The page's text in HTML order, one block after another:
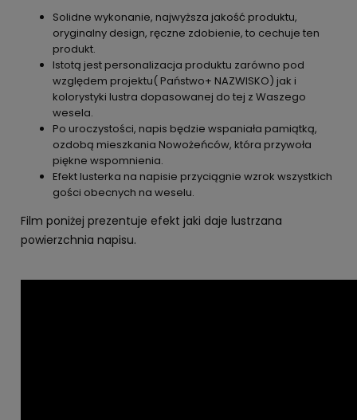
Solidne wykonanie, najwyższa jakość produktu,
oryginalny design, ręczne zdobienie, to cechuje ten
produkt.
Istotą jest personalizacja produktu zarówno pod
względem projektu( Państwo+ NAZWISKO) jak i
kolorystyki lustra dopasowanej do tej z Waszego
wesela.
Po uroczystości, napis będzie wspaniała pamiątką,
ozdobą mieszkania Nowożeńców, która przywoła
piękne wspomnienia.
Efekt lusterka na napisie przyciągnie wzrok wszystkich
gości obecnych na weselu.
Film poniżej prezentuje efekt jaki daje lustrzana
powierzchnia napisu.